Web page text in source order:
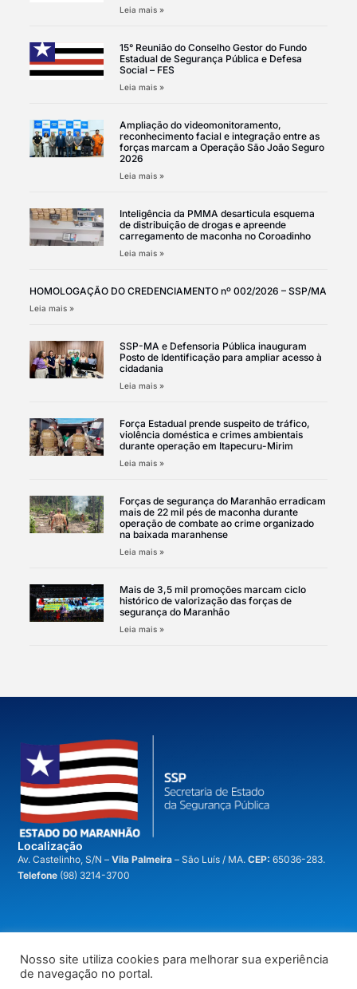
Leia mais »
15° Reunião do Conselho Gestor do Fundo
Estadual de Segurança Pública e Defesa
Social – FES
Leia mais »
Ampliação do videomonitoramento,
reconhecimento facial e integração entre as
forças marcam a Operação São João Seguro
2026
Leia mais »
Inteligência da PMMA desarticula esquema
de distribuição de drogas e apreende
carregamento de maconha no Coroadinho
Leia mais »
HOMOLOGAÇÃO DO CREDENCIAMENTO nº 002/2026 – SSP/MA
Leia mais »
SSP-MA e Defensoria Pública inauguram
Posto de Identificação para ampliar acesso à
cidadania
Leia mais »
Força Estadual prende suspeito de tráfico,
violência doméstica e crimes ambientais
durante operação em Itapecuru-Mirim
Leia mais »
Forças de segurança do Maranhão erradicam
mais de 22 mil pés de maconha durante
operação de combate ao crime organizado
na baixada maranhense
Leia mais »
Mais de 3,5 mil promoções marcam ciclo
histórico de valorização das forças de
segurança do Maranhão
Leia mais »
Localização
Av. Castelinho, S/N –Vila Palmeira– São Luís / MA.CEP: 65036-283.
Telefone (98) 3214-3700
voltar ao topo
Nosso site utiliza cookies para melhorar sua experiência
de navegação no portal.